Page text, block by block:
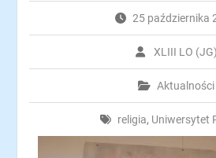
25 października
XLIII LO (JG)
Aktualności
religia, Uniwersytet